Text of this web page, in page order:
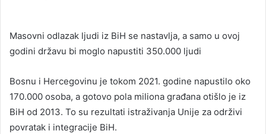
Masovni odlazak ljudi iz BiH se nastavlja, a samo u ovoj
godini državu bi moglo napustiti 350.000 ljudi
Bosnu i Hercegovinu je tokom 2021. godine napustilo oko
170.000 osoba, a gotovo pola miliona građana otišlo je iz
BiH od 2013. To su rezultati istraživanja Unije za održivi
povratak i integracije BiH.